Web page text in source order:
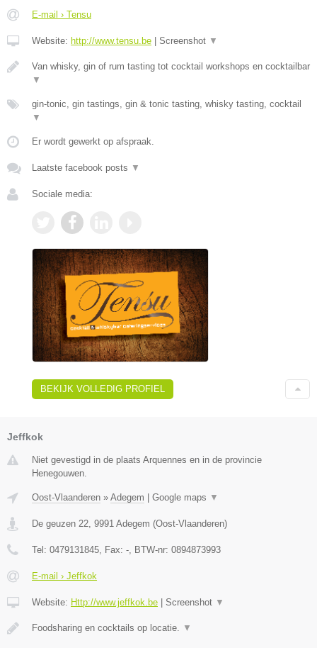
E-mail › Tensu
Website: http://www.tensu.be Screenshot ▼
Van whisky, gin of rum tasting tot cocktail workshops en cocktailbar
▼
gin-tonic, gin tastings, gin & tonic tasting, whisky tasting, cocktail
▼
Er wordt gewerkt op afspraak.
Laatste facebook posts ▼
Sociale media:
BEKIJK VOLLEDIG PROFIEL
Jeffkok
Niet gevestigd in de plaats Arquennes en in de provincie
Henegouwen.
Oost-Vlaanderen » Adegem Google maps ▼
De geuzen 22, 9991 Adegem (Oost-Vlaanderen)
Tel: 0479131845, Fax: -, BTW-nr: 0894873993
E-mail › Jeffkok
Website: Http://www.jeffkok.be Screenshot ▼
Foodsharing en cocktails op locatie. ▼